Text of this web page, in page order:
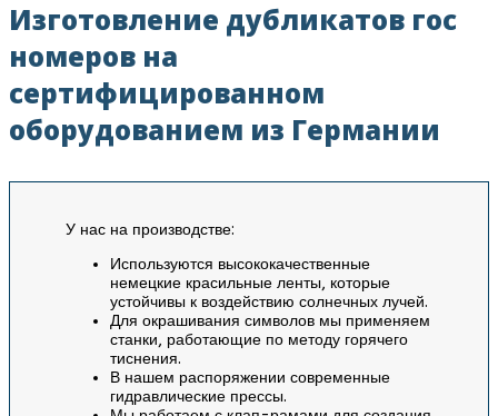
Изготовление дубликатов гос
номеров на
сертифицированном
оборудованием из Германии
У нас на производстве:
Используются высококачественные
немецкие красильные ленты, которые
устойчивы к воздействию солнечных лучей.
Для окрашивания символов мы применяем
станки, работающие по методу горячего
тиснения.
В нашем распоряжении современные
гидравлические прессы.